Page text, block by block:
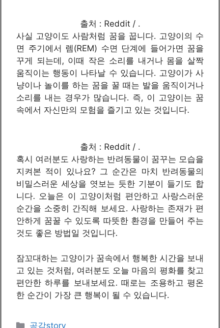
출처 : Reddit / .
사실 고양이도 사람처럼 꿈을 꿉니다. 고양이의 수
면 주기에서 렘(REM) 수면 단계에 들어가면 꿈을
꾸게 되는데, 이때 작은 소리를 내거나 몸을 살짝
움직이는 행동이 나타날 수 있습니다. 고양이가 사
냥이나 놀이를 하는 꿈을 꿀 때는 발을 움직이거나
소리를 내는 경우가 많습니다. 즉, 이 고양이는 꿈
속에서 자신만의 모험을 즐기고 있는 것입니다.
출처 : Reddit / .
혹시 여러분도 사랑하는 반려동물이 꿈꾸는 모습을
지켜본 적이 있나요? 그 순간은 마치 반려동물의
비밀스러운 세상을 엿보는 듯한 기분이 들기도 합
니다. 오늘은 이 고양이처럼 편안하고 사랑스러운
순간을 소중히 간직해 보세요. 사랑하는 존재가 편
안하게 꿈꿀 수 있도록 따뜻한 환경을 만들어 주는
것도 좋은 방법일 것입니다.
잠꼬대하는 고양이가 꿈속에서 행복한 시간을 보내
고 있는 것처럼, 여러분도 오늘 마음의 평화를 찾고
편안한 하루를 보내보세요. 때로는 조용하고 평온
한 순간이 가장 큰 행복이 될 수 있습니다.
카
공감story